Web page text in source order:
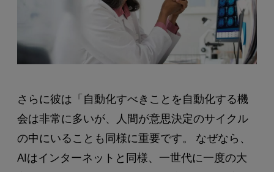
さらに彼は「自動化すべきことを自動化する機
会は非常に多いが、人間が意思決定のサイクル
の中にいることも同様に重要です。 なぜなら、
AIはインターネットと同様、一世代に一度の大